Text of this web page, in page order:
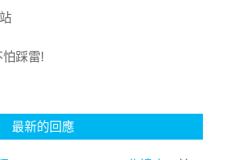
踩雷!
最新的回應